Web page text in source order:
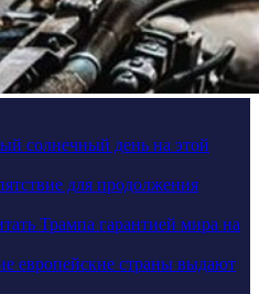
солнечный день на этой
для продолжения
Трампа гарантией мира на
европейские страны выдают